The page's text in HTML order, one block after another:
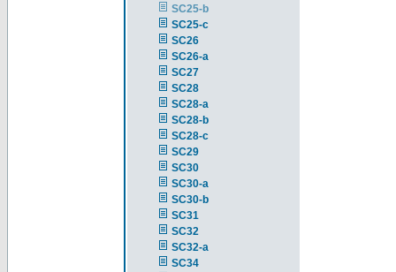
SC25-b
SC25-c
SC26
SC26-a
SC27
SC28
SC28-a
SC28-b
SC28-c
SC29
SC30
SC30-a
SC30-b
SC31
SC32
SC32-a
SC34